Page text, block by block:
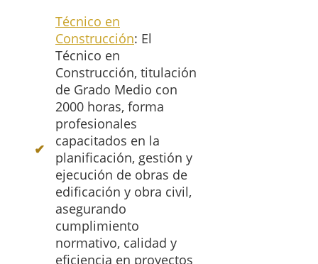
Técnico en
Construcción: El
Técnico en
Construcción, titulación
de Grado Medio con
2000 horas, forma
profesionales
capacitados en la
planificación, gestión y
ejecución de obras de
edificación y obra civil,
asegurando
cumplimiento
normativo, calidad y
eficiencia en proyectos